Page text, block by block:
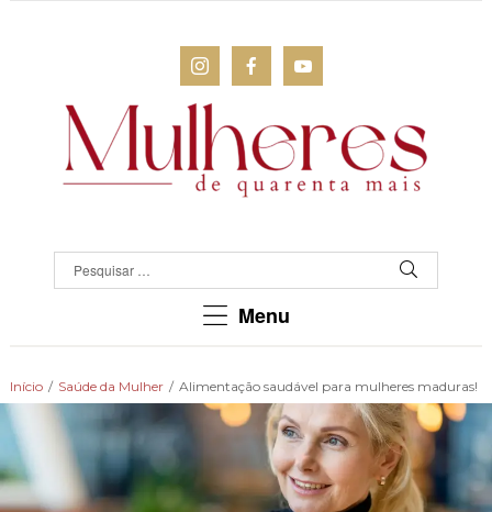
QUARENTA
chegaram
Menu
Início / Saúde da Mulher / Alimentação saudável para mulheres maduras!